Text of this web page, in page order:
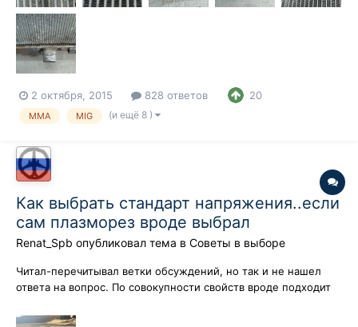
2 октября, 2015 828 ответов 20
MMA MIG (и ещё 8 )
Как выбрать стандарт напряжения..если
сам плазморез вроде выбрал
Renat_Spb опубликовал тема в Советы в выборе
Читал-перечитывал ветки обсуждений, но так и не нашел
ответа на вопрос. По совокупности свойств вроде подходит
Powermax 45-ый. (с разъемом CPC под эксперименты) И